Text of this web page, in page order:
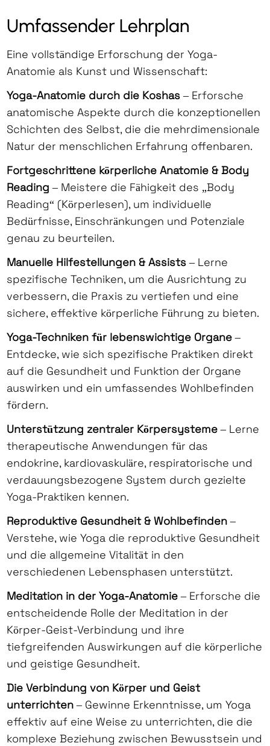
Umfassender Lehrplan
Eine vollständige Erforschung der Yoga-
Anatomie als Kunst und Wissenschaft:
Yoga-Anatomie durch die Koshas– Erforsche
anatomische Aspekte durch die konzeptionellen
Schichten des Selbst, die die mehrdimensionale
Natur der menschlichen Erfahrung offenbaren.
Fortgeschrittene körperliche Anatomie & Body
Reading – Meistere die Fähigkeit des „Body
Reading“ (Körperlesen), um individuelle
Bedürfnisse, Einschränkungen und Potenziale
genau zu beurteilen.
Manuelle Hilfestellungen & Assists– Lerne
spezifische Techniken, um die Ausrichtung zu
verbessern, die Praxis zu vertiefen und eine
sichere, effektive körperliche Führung zu bieten.
Yoga-Techniken für lebenswichtige Organe–
Entdecke, wie sich spezifische Praktiken direkt
auf die Gesundheit und Funktion der Organe
auswirken und ein umfassendes Wohlbefinden
fördern.
Unterstützung zentraler Körpersysteme– Lerne
therapeutische Anwendungen für das
endokrine, kardiovaskuläre, respiratorische und
verdauungsbezogene System durch gezielte
Yoga-Praktiken kennen.
Reproduktive Gesundheit & Wohlbefinden–
Verstehe, wie Yoga die reproduktive Gesundheit
und die allgemeine Vitalität in den
verschiedenen Lebensphasen unterstützt.
Meditation in der Yoga-Anatomie– Erforsche die
entscheidende Rolle der Meditation in der
Körper-Geist-Verbindung und ihre
tiefgreifenden Auswirkungen auf die körperliche
und geistige Gesundheit.
Die Verbindung von Körper und Geist
unterrichten– Gewinne Erkenntnisse, um Yoga
effektiv auf eine Weise zu unterrichten, die die
komplexe Beziehung zwischen Bewusstsein und